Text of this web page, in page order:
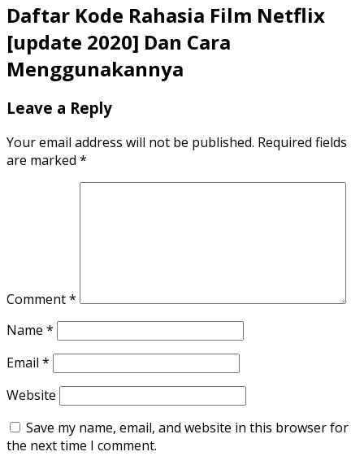
Daftar Kode Rahasia Film Netflix
[update 2020] Dan Cara
Menggunakannya
Leave a Reply
Your email address will not be published. Required fields
are marked *
Comment*
Name *
Email *
Website
Save my name, email, and website in this browser for
the next time I comment.